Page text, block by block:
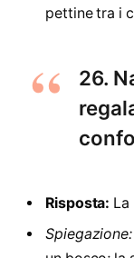
pettine tra i
26.
Risposta: La
Spiegazione: